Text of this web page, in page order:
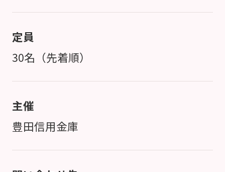
定員
30名（先着順）
主催
豊田信用金庫